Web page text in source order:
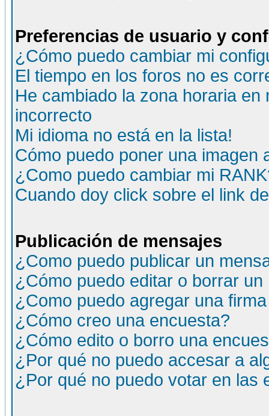
Preferencias de usuario y
¿Cómo puedo cambiar mi
El tiempo en los foros no es
He cambiado la zona horaria
incorrecto
Mi idioma no está en la lista!
Cómo puedo poner una imagen
¿Como puedo cambiar mi
Cuando doy click sobre el link
Publicación de mensajes
¿Como puedo publicar un
¿Cómo puedo editar o borrar un
¿Como puedo agregar una
¿Cómo creo una encuesta?
¿Cómo edito o borro una
¿Por qué no puedo accesar a
¿Por qué no puedo votar en las